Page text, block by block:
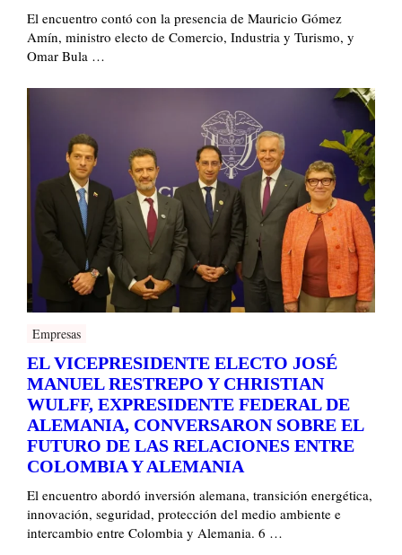
El encuentro contó con la presencia de Mauricio Gómez
Amín, ministro electo de Comercio, Industria y Turismo, y
Omar Bula …
Empresas
EL VICEPRESIDENTE ELECTO JOSÉ
MANUEL RESTREPO Y CHRISTIAN
WULFF, EXPRESIDENTE FEDERAL DE
ALEMANIA, CONVERSARON SOBRE EL
FUTURO DE LAS RELACIONES ENTRE
COLOMBIA Y ALEMANIA
El encuentro abordó inversión alemana, transición energética,
innovación, seguridad, protección del medio ambiente e
intercambio entre Colombia y Alemania. 6 …